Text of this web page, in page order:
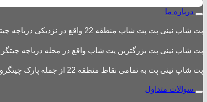
درباره ما
پت شاپ نینی پت پت شاپ منطقه 22 واقع در نزدیکی دریاچه چیتگر یکی از بزرگترین پت شاپ های منطقه 22 است
پت شاپ نینی پت بزرگترین پت شاپ واقع در محله دریاچه چیتگر
پت شاپ نینی پت به تمامی نقاط منطقه 22 از جمله پارک چیتگرو محله های اطراف ،شهرک باقری، دهکده المپیک ، شهرک خرازی، بلوار کوهک، شهرک چیتگر ، دریاچه چیتگر و تمامی نقاط تهران ارسال دارد.
سوالات متداول